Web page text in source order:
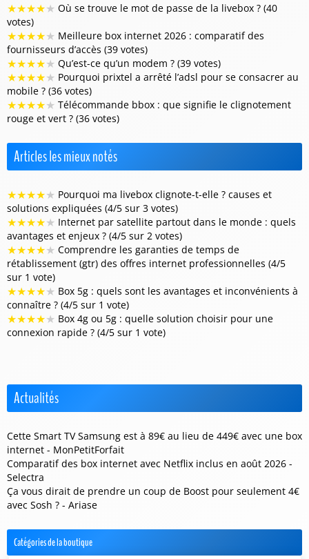
★★★★★ Où se trouve le mot de passe de la livebox ? (40
votes)
★★★★★ Meilleure box internet 2026 : comparatif des
fournisseurs d’accès (39 votes)
★★★★★ Qu’est-ce qu’un modem ? (39 votes)
★★★★★ Pourquoi prixtel a arrêté l’adsl pour se consacrer au
mobile ? (36 votes)
★★★★★ Télécommande bbox : que signifie le clignotement
rouge et vert ? (36 votes)
Articles les mieux notés
★★★★★ Pourquoi ma livebox clignote-t-elle ? causes et
solutions expliquées (4/5 sur 3 votes)
★★★★★ Internet par satellite partout dans le monde : quels
avantages et enjeux ? (4/5 sur 2 votes)
★★★★★ Comprendre les garanties de temps de
rétablissement (gtr) des offres internet professionnelles (4/5
sur 1 vote)
★★★★★ Box 5g : quels sont les avantages et inconvénients à
connaître ? (4/5 sur 1 vote)
★★★★★ Box 4g ou 5g : quelle solution choisir pour une
connexion rapide ? (4/5 sur 1 vote)
Actualités
Cette Smart TV Samsung est à 89€ au lieu de 449€ avec une box
internet - MonPetitForfait
Comparatif des box internet avec Netflix inclus en août 2026 -
Selectra
Ça vous dirait de prendre un coup de Boost pour seulement 4€
avec Sosh ? - Ariase
Catégories de la boutique